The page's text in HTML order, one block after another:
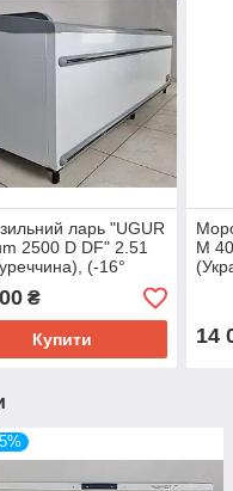
ларь "UGUR
2500 D DF" 2.51
(-16°
об'єм 1109 л., Б/у
₴
Купити
M
14